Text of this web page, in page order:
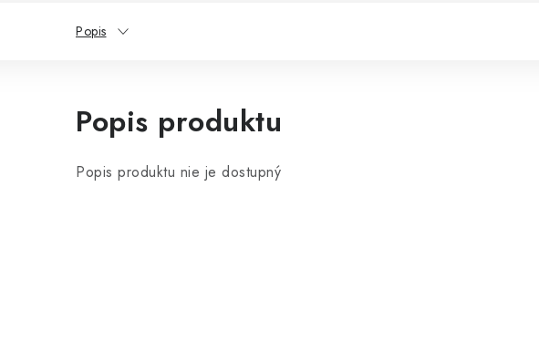
Popis
Popis produktu
Popis produktu nie je dostupný